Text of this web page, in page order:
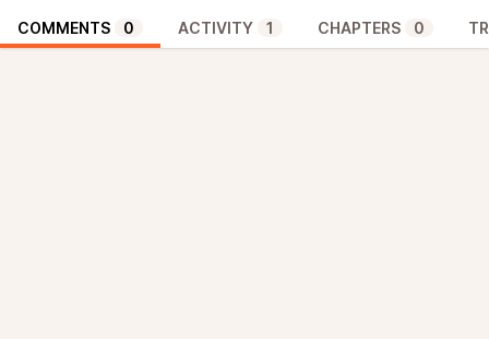
COMMENTS 0 ACTIVITY 1 CHAPTERS 0